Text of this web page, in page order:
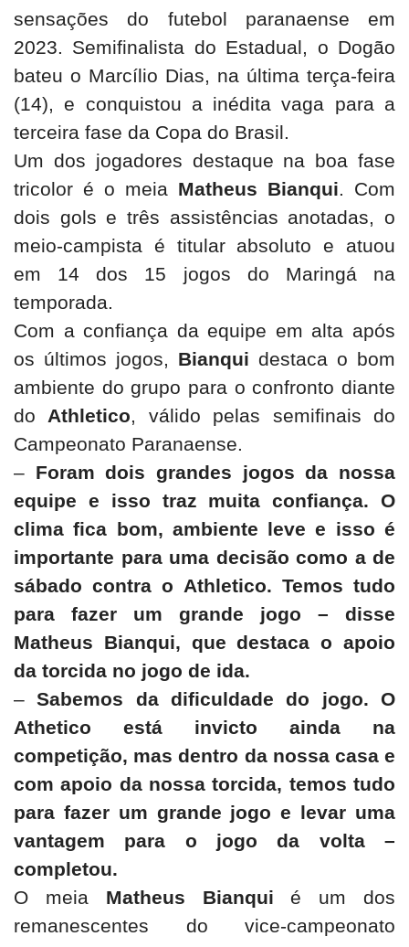
sensações do futebol paranaense em
2023. Semifinalista do Estadual, o Dogão
bateu o Marcílio Dias, na última terça-feira
(14), e conquistou a inédita vaga para a
terceira fase da Copa do Brasil.
Um dos jogadores destaque na boa fase
tricolor é o meia Matheus Bianqui. Com
dois gols e três assistências anotadas, o
meio-campista é titular absoluto e atuou
em 14 dos 15 jogos do Maringá na
temporada.
Com a confiança da equipe em alta após
os últimos jogos, Bianqui destaca o bom
ambiente do grupo para o confronto diante
doAthletico, válido pelas semifinais do
Campeonato Paranaense.
– Foram dois grandes jogos da nossa
equipe e isso traz muita confiança. O
clima fica bom, ambiente leve e isso é
importante para uma decisão como a de
sábado contra o Athletico. Temos tudo
para fazer um grande jogo – disse
Matheus Bianqui, que destaca o apoio
da torcida no jogo de ida.
–Sabemos da dificuldade do jogo. O
Athetico está invicto ainda na
competição, mas dentro da nossa casa e
com apoio da nossa torcida, temos tudo
para fazer um grande jogo e levar uma
vantagem para o jogo da volta –
completou.
O meia Matheus Bianqui é um dos
remanescentes do vice-campeonato